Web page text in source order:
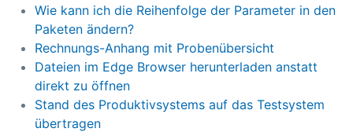
Wie kann ich die Reihenfolge der Parameter in den
Paketen ändern?
Rechnungs-Anhang mit Probenübersicht
Dateien im Edge Browser herunterladen anstatt
direkt zu öffnen
Stand des Produktivsystems auf das Testsystem
übertragen